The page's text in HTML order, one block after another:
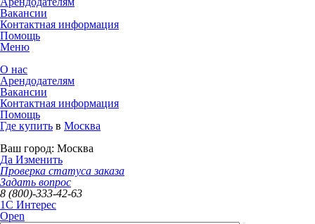
Вакансии
Контактная информация
Помощь
Меню
О нас
Арендодателям
Вакансии
Контактная информация
Помощь
Где купить в Москва
Ваш город: Москва
Да Изменить
Проверка статуса заказа
Задать вопрос
8 (800)-333-42-63
1C Интерес
Open